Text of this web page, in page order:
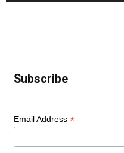
Subscribe
Email Address *